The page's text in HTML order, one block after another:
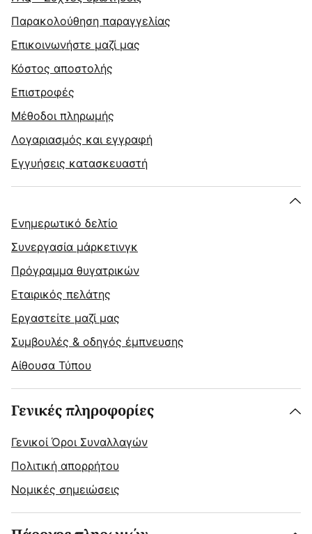
Παρακολούθηση παραγγελίας
Επικοινωνήστε μαζί μας
Κόστος αποστολής
Επιστροφές
Μέθοδοι πληρωμής
Λογαριασμός και εγγραφή
Εγγυήσεις κατασκευαστή
Ενημερωτικό δελτίο
Συνεργασία μάρκετινγκ
Πρόγραμμα θυγατρικών
Εταιρικός πελάτης
Εργαστείτε μαζί μας
Συμβουλές & οδηγός έμπνευσης
Αίθουσα Τύπου
Γενικές πληροφορίες
Γενικοί Όροι Συναλλαγών
Πολιτική απορρήτου
Νομικές σημειώσεις